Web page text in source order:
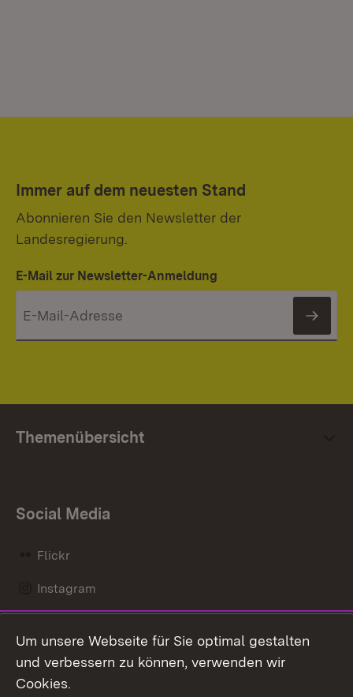
Immer auf dem neuesten Stand
Abonnieren Sie den Newsletter der
Landesregierung.
E-Mail zur Newsletter-Anmeldung
Themenübersicht
Social Media
Flickr
Instagram
Mastodon
Messenger
Um unsere Webseite für Sie optimal gestalten
und verbessern zu können, verwenden wir
Cookies.